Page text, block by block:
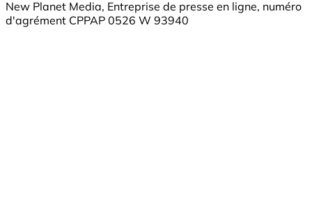
New Planet Media, Entreprise de presse en ligne, numéro
d'agrément CPPAP 0526 W 93940